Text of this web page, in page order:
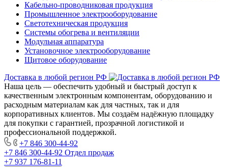
Кабельно-проводниковая продукция
Промышленное электрооборудование
Светотехническая продукция
Системы обогрева и вентиляции
Модульная аппаратура
Установочное электрооборудование
Щитовое оборудование
Доставка в любой регион РФ
Наша цель — обеспечить удобный и быстрый доступ к
качественным электронным компонентам, оборудованию и
расходным материалам как для частных, так и для
корпоративных клиентов. Мы создаём надёжную площадку
для покупки с гарантией, прозрачной логистикой и
профессиональной поддержкой.
+7 846 300-44-92
+7 846 300-44-92 Отдел продаж
+7 937 176-81-11